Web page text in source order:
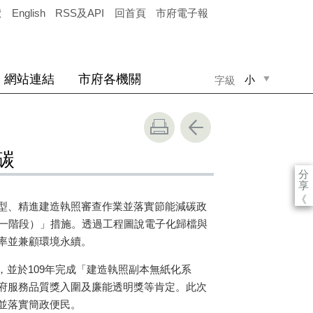
English RSS及API 回首頁 市府電子報
字級 小
網站連結 市府各機關
分
享
《
、精進建造執照審查作業並落實節能減碳政
階段）」措施。透過工程圖說電子化歸檔與
兼顧環境永續。
並於109年完成「建造執照副本無紙化系
服務品質獎入圍及廉能透明獎等肯定。此次
實簡政便民。